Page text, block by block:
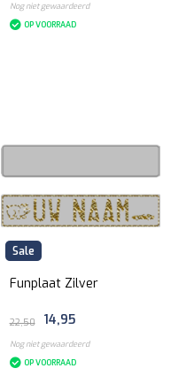
Nog niet gewaardeerd
OP VOORRAAD
Sale
Funplaat Zilver
22,50 14,95
Nog niet gewaardeerd
OP VOORRAAD